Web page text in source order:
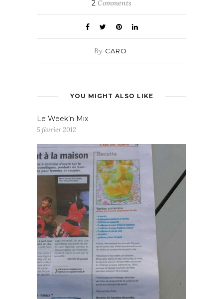
2 Comments
By CARO
YOU MIGHT ALSO LIKE
Le Week’n Mix
5 février 2012